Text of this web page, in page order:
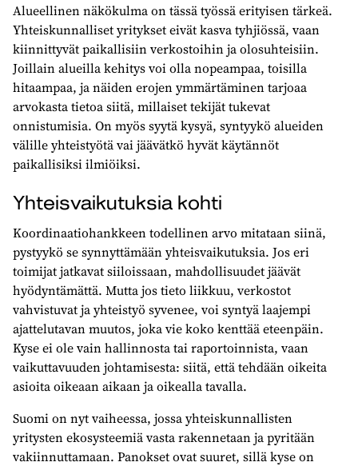
Alueellinen näkökulma on tässä työssä erityisen tärkeä.
Yhteiskunnalliset yritykset eivät kasva tyhjiössä, vaan
kiinnittyvät paikallisiin verkostoihin ja olosuhteisiin.
Joillain alueilla kehitys voi olla nopeampaa, toisilla
hitaampaa, ja näiden erojen ymmärtäminen tarjoaa
arvokasta tietoa siitä, millaiset tekijät tukevat
onnistumisia. On myös syytä kysyä, syntyykö alueiden
välille yhteistyötä vai jäävätkö hyvät käytännöt
paikallisiksi ilmiöiksi.
Yhteisvaikutuksia kohti
Koordinaatiohankkeen todellinen arvo mitataan siinä,
pystyykö se synnyttämään yhteisvaikutuksia. Jos eri
toimijat jatkavat siiloissaan, mahdollisuudet jäävät
hyödyntämättä. Mutta jos tieto liikkuu, verkostot
vahvistuvat ja yhteistyö syvenee, voi syntyä laajempi
ajattelutavan muutos, joka vie koko kenttää eteenpäin.
Kyse ei ole vain hallinnosta tai raportoinnista, vaan
vaikuttavuuden johtamisesta: siitä, että tehdään oikeita
asioita oikeaan aikaan ja oikealla tavalla.
Suomi on nyt vaiheessa, jossa yhteiskunnallisten
yritysten ekosysteemiä vasta rakennetaan ja pyritään
vakiinnuttamaan. Panokset ovat suuret, sillä kyse on